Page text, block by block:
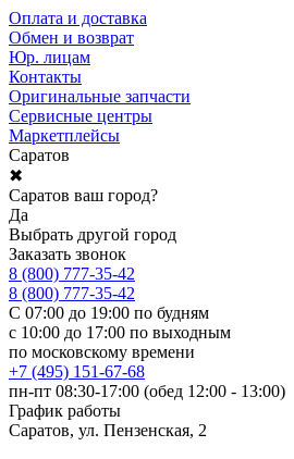
Оплата и доставка
Обмен и возврат
Юр. лицам
Контакты
Оригинальные запчасти
Сервисные центры
Маркетплейсы
Саратов
✖
Саратов ваш город?
Да
Выбрать другой город
Заказать звонок
8 (800) 777-35-42
8 (800) 777-35-42
С 07:00 до 19:00 по будням
с 10:00 до 17:00 по выходным
по московскому времени
+7 (495) 151-67-68
пн-пт 08:30-17:00 (обед 12:00 - 13:00)
График работы
Саратов, ул. Пензенская, 2